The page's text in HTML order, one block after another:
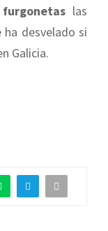
furgonetas las
ha desvelado si
Galicia.